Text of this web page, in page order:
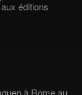
aux éditions